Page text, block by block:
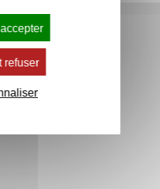
refuser